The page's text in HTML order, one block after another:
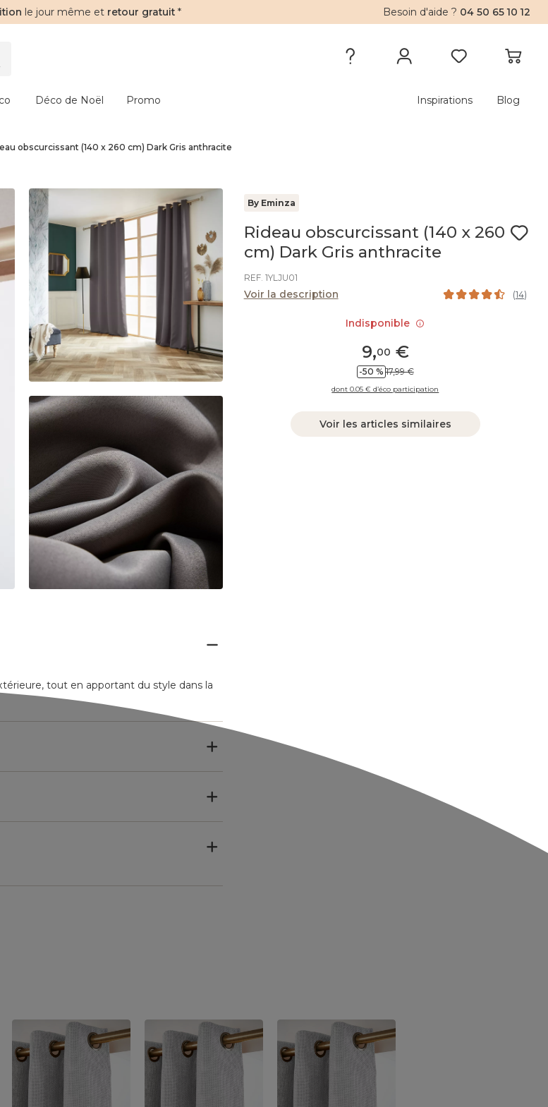
le jour même et retour gratuit * Besoin d'aide ? 04 50 65 10 12
Déco de Noël Promo Inspirations Blog
obscurcissant (140 x 260 cm) Dark Gris anthracite
By Eminza
Rideau obscurcissant (140 x 260
cm) Dark Gris anthracite
REF. 1YLJU01
Voir la description (14)
9,00 €
-50 % 17,99 €
dont 0.05 € d’éco participation
Voir les articles similaires
tout en apportant du style dans la